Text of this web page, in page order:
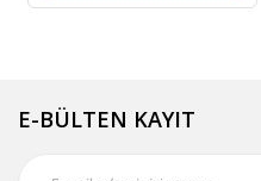
E-BÜLTEN KAYIT